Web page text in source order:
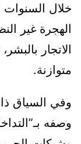
خلال السنوات
الهجرة غير
الاتجار
متوازنة.
وفي السياق
وصفه